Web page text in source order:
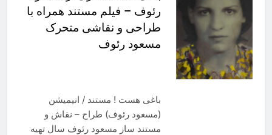
رئوف – فیلم مستند همراه با
طراحی و نقاشی متحرک
مسعود رئوف
باغی هست ! مستند / انیمیشن
(مسعود رئوف) طراح – نقاش و
مستند ساز مسعود رئوف سال تهیه